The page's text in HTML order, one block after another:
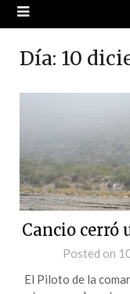
Día: 10
Cancio cerró
Posted on
El Piloto de la